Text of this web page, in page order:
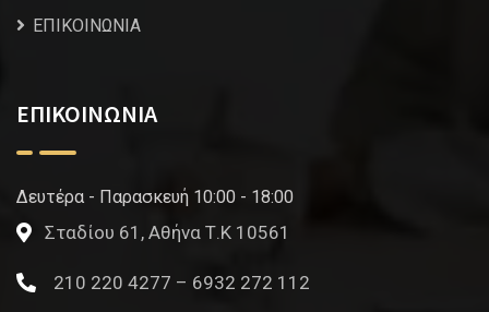
ΕΠΙΚΟΙΝΩΝΙΑ
ΕΠΙΚΟΙΝΩΝΙΑ
Δευτέρα - Παρασκευή 10:00 - 18:00
Σταδίου 61, Αθήνα Τ.Κ 10561
210 220 4277 – 6932 272 112